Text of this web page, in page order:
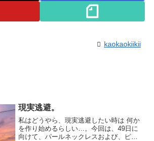
kaokaokiikii
現実逃避。
私はどうやら、現実逃避したい時は 何か
を作り始めるらしい…。今回は、49日に
向けて、パールネックレスおよび、ピア